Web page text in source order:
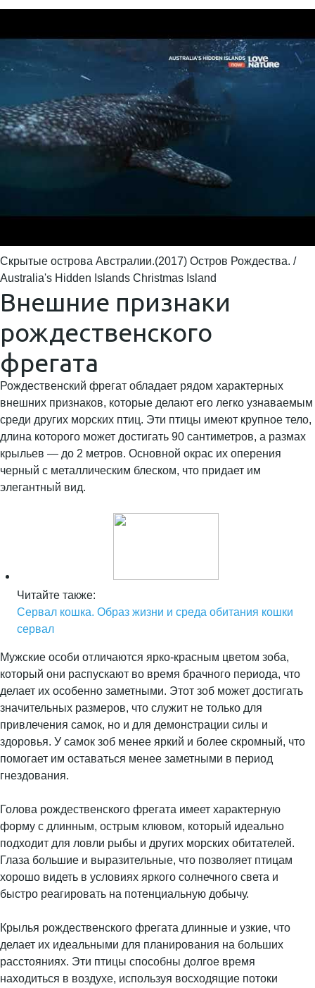
Скрытые острова Австралии.(2017) Остров Рождества. /
Australia's Hidden Islands Christmas Island
Внешние признаки
рождественского
фрегата
Рождественский фрегат обладает рядом характерных
внешних признаков, которые делают его легко узнаваемым
среди других морских птиц. Эти птицы имеют крупное тело,
длина которого может достигать 90 сантиметров, а размах
крыльев — до 2 метров. Основной окрас их оперения
черный с металлическим блеском, что придает им
элегантный вид.
Читайте также:
Сервал кошка. Образ жизни и среда обитания кошки
сервал
Мужские особи отличаются ярко-красным цветом зоба,
который они распускают во время брачного периода, что
делает их особенно заметными. Этот зоб может достигать
значительных размеров, что служит не только для
привлечения самок, но и для демонстрации силы и
здоровья. У самок зоб менее яркий и более скромный, что
помогает им оставаться менее заметными в период
гнездования.
Голова рождественского фрегата имеет характерную
форму с длинным, острым клювом, который идеально
подходит для ловли рыбы и других морских обитателей.
Глаза большие и выразительные, что позволяет птицам
хорошо видеть в условиях яркого солнечного света и
быстро реагировать на потенциальную добычу.
Крылья рождественского фрегата длинные и узкие, что
делает их идеальными для планирования на больших
расстояниях. Эти птицы способны долгое время
находиться в воздухе, используя восходящие потоки